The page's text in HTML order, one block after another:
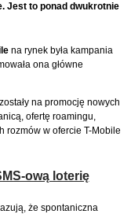
Jest to ponad dwukrotnie
na rynek była kampania
ona główne
na promocję nowych
ofertę roamingu,
rozmów w ofercie T-Mobile
ową loterię
że spontaniczna